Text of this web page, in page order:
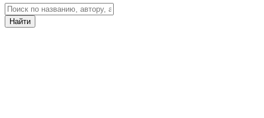
Найти